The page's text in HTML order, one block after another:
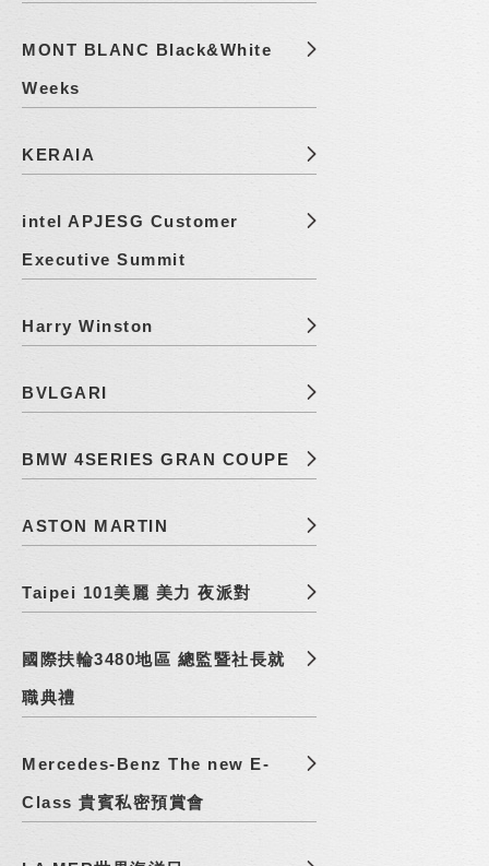
MONT BLANC Black&White
Weeks
KERAIA
intel APJESG Customer
Executive Summit
Harry Winston
BVLGARI
BMW 4SERIES GRAN COUPE
ASTON MARTIN
Taipei 101美麗 美力 夜派對
國際扶輪3480地區 總監暨社長就
職典禮
Mercedes-Benz The new E-
Class 貴賓私密預賞會